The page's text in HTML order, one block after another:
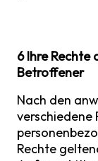
6 Ihre
Betroffener
Nach den
verschiedene
Rechte